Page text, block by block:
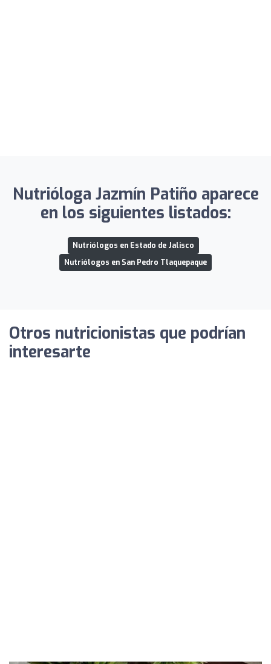
Nutrióloga Jazmín Patiño aparece
en los siguientes listados:
Nutriólogos en Estado de Jalisco
Nutriólogos en San Pedro Tlaquepaque
Otros nutricionistas que podrían
interesarte